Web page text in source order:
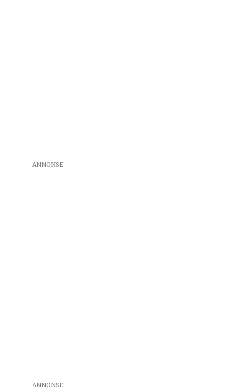
ANNONSE
ANNONSE